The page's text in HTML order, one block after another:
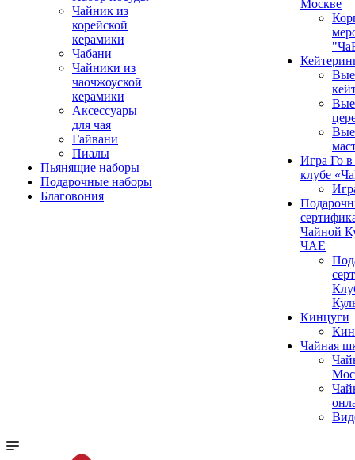
Чайник из
корейской
керамики
Чабани
Чайники из
чаочжоуской
керамики
Аксессуары
для чая
Гайвани
Пиалы
Пьянящие наборы
Подарочные наборы
Благовония
Москве
Игра Го
клубе
Чайной
ЧАЕ
Кинцуги
Чайная